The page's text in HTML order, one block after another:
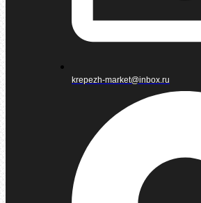
krepezh-market@inbox.ru